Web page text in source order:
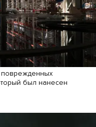
поврежденных
был нанесен